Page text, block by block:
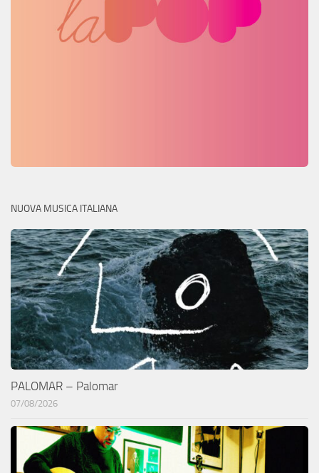
NUOVA MUSICA ITALIANA
PALOMAR – Palomar
07/08/2026